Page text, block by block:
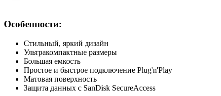
Особенности:
Стильный, яркий дизайн
Ультракомпактные размеры
Большая емкость
Простое и быстрое подключение Plug'n'Play
Матовая поверхность
Защита данных с SanDisk SecureAccess